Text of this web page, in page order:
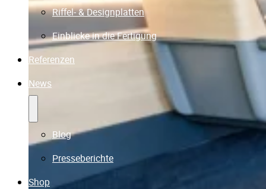
Riffel- & Designplatten
Einblicke in die Fertigung
Referenzen
News
Blog
Presseberichte
Shop